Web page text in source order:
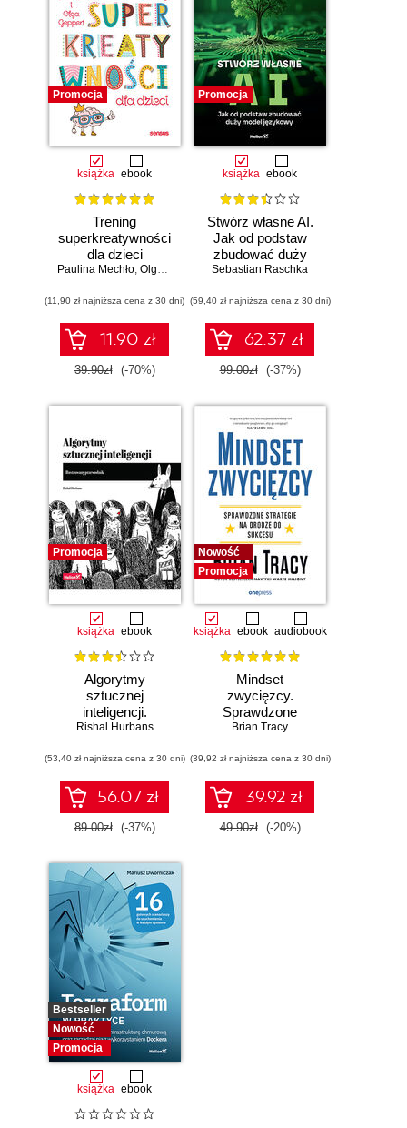
Promocja
książka ebook
Trening
superkreatywności
dla dzieci
Paulina Mechło, Olga Geppert
(11,90 zł najniższa cena z 30 dni)
11.90 zł
39.90zł (-70%)
Promocja
książka ebook
Stwórz własne AI.
Jak od podstaw
zbudować duży
model językowy
Sebastian Raschka
(59,40 zł najniższa cena z 30 dni)
62.37 zł
99.00zł (-37%)
Promocja
książka ebook
Algorytmy
sztucznej
inteligencji.
Ilustrowany
Rishal Hurbans
(53,40 zł najniższa cena z 30 dni)
56.07 zł
89.00zł (-37%)
Nowość
Promocja
książka ebook audiobook
Mindset
zwycięzcy.
Sprawdzone
strategie na drodze
Brian Tracy
(39,92 zł najniższa cena z 30 dni)
39.92 zł
49.90zł (-20%)
Bestseller
Nowość
Promocja
książka ebook